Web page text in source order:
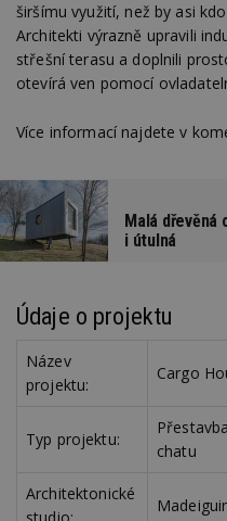
širšímu využití, než by asi
Architekti výrazně upravili
střešní terasu a doplnili
otevírá ven pomocí
Více informací najdete v
Malá dřevěná
i útulná
Údaje o projektu
Název
projektu:
Cargo
Typ projektu:
chatu
Architektonické